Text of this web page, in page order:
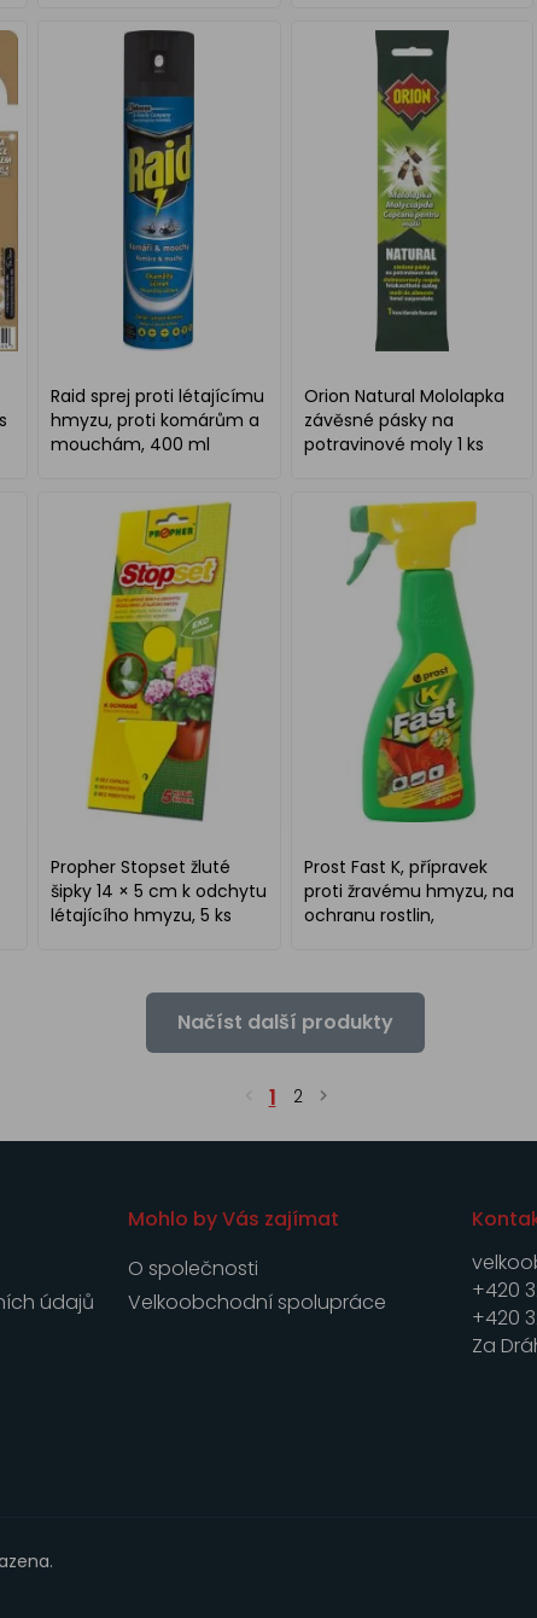
Raid sprej proti létajícímu
hmyzu, proti komárům a
mouchám, 400 ml
Orion Natural Mololapka
závěsné pásky na
potravinové moly 1 ks
Propher Stopset žluté
šipky 14 × 5 cm k odchytu
létajícího hmyzu, 5 ks
Prost Fast K, přípravek
proti žravému hmyzu, na
ochranu rostlin,
Načíst další produkty
1 2
údajů
Mohlo by Vás zajímat
O společnosti
Velkoobchodní spolupráce
+420
+420
Za